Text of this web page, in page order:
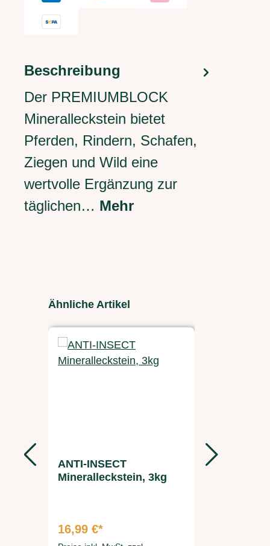
Beschreibung
Der PREMIUMBLOCK
Mineralleckstein bietet
Pferden, Rindern, Schafen,
Ziegen und Wild eine
wertvolle Ergänzung zur
täglichen… Mehr
Produktgalerie überspringen
Ähnliche Artikel
ANTI-INSECT
Mineralleckstein, 3kg
16,99 €*